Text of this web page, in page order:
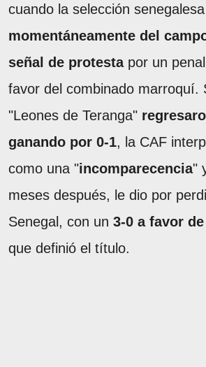
cuando la selección senegalesa
momentáneamente del
señal de protestapor un
favor del combinado marroquí.
"Leones de Teranga"
ganando por 0-1, la CAF
como una "incomparecencia"
meses después, le dio por
Senegal, con un 3-0 a favor
que definió el título.